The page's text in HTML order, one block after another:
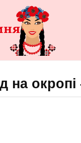
окропі